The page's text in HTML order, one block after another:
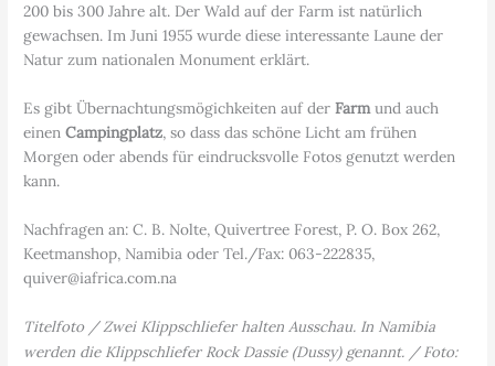
200 bis 300 Jahre alt. Der Wald auf der Farm ist natürlich
gewachsen. Im Juni 1955 wurde diese interessante Laune der
Natur zum nationalen Monument erklärt.
Es gibt Übernachtungsmögichkeiten auf derFarmund auch
einenCampingplatz, so dass das schöne Licht am frühen
Morgen oder abends für eindrucksvolle Fotos genutzt werden
kann.
Nachfragen an: C. B. Nolte, Quivertree Forest, P. O. Box 262,
Keetmanshop, Namibia oder Tel./Fax: 063-222835,
quiver@iafrica.com.na
Titelfoto / Zwei Klippschliefer halten Ausschau. In Namibia
werden die Klippschliefer Rock Dassie (Dussy) genannt. / Foto: